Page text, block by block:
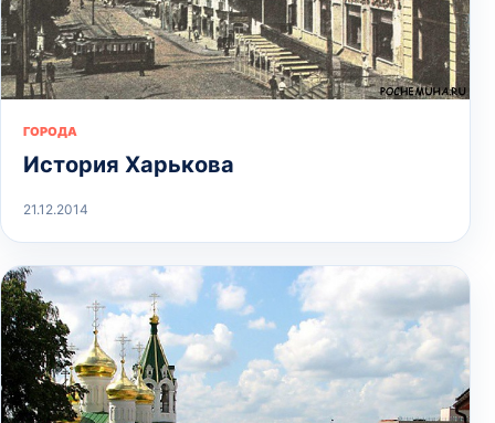
ГОРОДА
История Харькова
21.12.2014